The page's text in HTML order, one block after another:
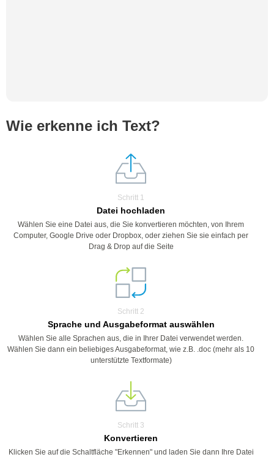
Wie erkenne ich Text?
Schritt 1
Datei hochladen
Wählen Sie eine Datei aus, die Sie konvertieren möchten, von Ihrem
Computer, Google Drive oder Dropbox, oder ziehen Sie sie einfach per
Drag & Drop auf die Seite
Schritt 2
Sprache und Ausgabeformat auswählen
Wählen Sie alle Sprachen aus, die in Ihrer Datei verwendet werden.
Wählen Sie dann ein beliebiges Ausgabeformat, wie z.B. .doc (mehr als 10
unterstützte Textformate)
Schritt 3
Konvertieren
Klicken Sie auf die Schaltfläche "Erkennen" und laden Sie dann Ihre Datei